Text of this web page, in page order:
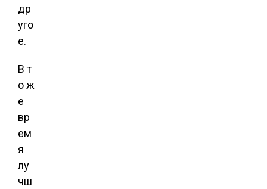
др
уго
е.
В т
о ж
е
вр
ем
я
лу
чш